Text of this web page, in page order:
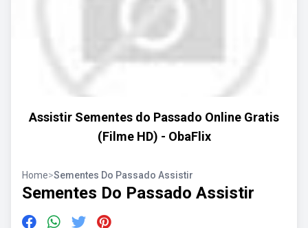
Assistir Sementes do Passado Online Gratis
(Filme HD) - ObaFlix
Home>Sementes Do Passado Assistir
Sementes Do Passado Assistir